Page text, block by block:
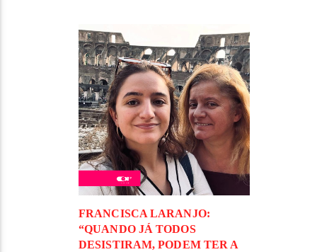
FRANCISCA LARANJO:
“QUANDO JÁ TODOS
DESISTIRAM, PODEM TER A